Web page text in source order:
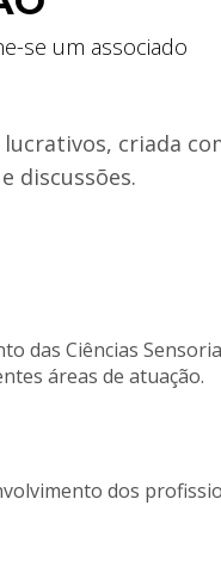
se um associado
lucrativos, criada
discussões.
das Ciências
áreas de atuação.
dos